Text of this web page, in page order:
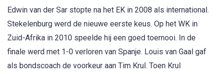
Edwin van der Sar stopte na het EK in 2008 als international.
Stekelenburg werd de nieuwe eerste keus. Op het WK in
Zuid-Afrika in 2010 speelde hij een goed toernooi. In de
finale werd met 1-0 verloren van Spanje. Louis van Gaal gaf
als bondscoach de voorkeur aan Tim Krul. Toen Krul